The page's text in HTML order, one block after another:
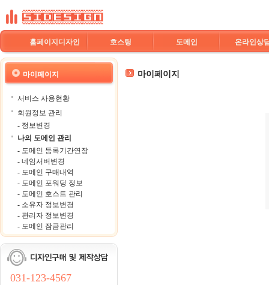
홈페이지디자인 호스팅 도메인 온라인상
마이페이지
서비스 사용현황
회원정보 관리
- 정보변경
나의 도메인 관리
- 도메인 등록기간연장
- 네임서버변경
- 도메인 구매내역
- 도메인 포워딩 정보
- 도메인 호스트 관리
- 소유자 정보변경
- 관리자 정보변경
- 도메인 잠금관리
031-123-4567
마이페이지